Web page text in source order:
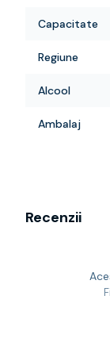
Capacitate
Regiune
Alcool
Ambalaj
Recenzii